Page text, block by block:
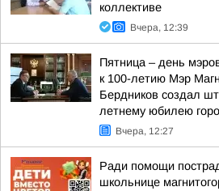
коллективе
Вчера, 12:39
Пятница – день
к 100-летию Мэр
Бердников создал
летнему юбилею
Вчера, 12:27
Ради помощи
школьнице